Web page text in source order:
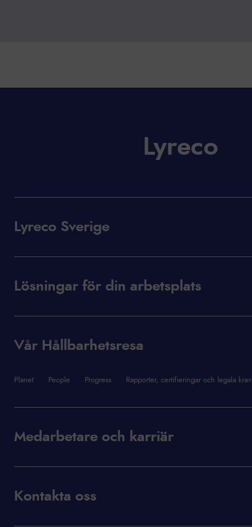
Lyreco
Lyreco Sverige
Lösningar för din arbetsplats
Vår Hållbarhetsresa
Planet People Progress Rapporter, certifieringar och legala krav
Medarbetare och karriär
Kontakta oss